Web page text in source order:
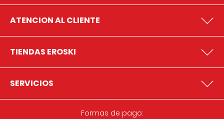
ATENCION AL CLIENTE
TIENDAS EROSKI
SERVICIOS
Formas de pago: